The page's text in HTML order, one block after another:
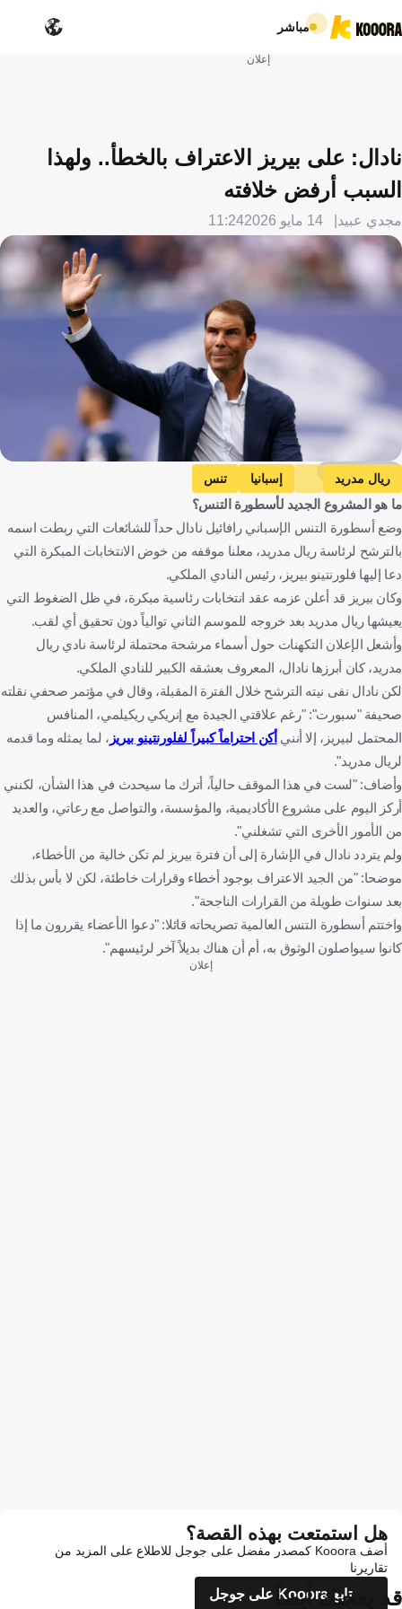
مباشر
إعلان
نادال: على بيريز الاعتراف بالخطأ.. ولهذا
السبب أرفض خلافته
مجدي عبيد 14 مايو 2026 11:24
Getty Images
ريال مدريد إسبانيا تنس
ما هو المشروع الجديد لأسطورة التنس؟
وضع أسطورة التنس الإسباني رافائيل نادال حداً للشائعات التي ربطت اسمه
بالترشح لرئاسة ريال مدريد، معلنا موقفه من خوض الانتخابات المبكرة التي
دعا إليها فلورنتينو بيريز، رئيس النادي الملكي.
وكان بيريز قد أعلن عزمه عقد انتخابات رئاسية مبكرة، في ظل الضغوط التي
يعيشها ريال مدريد بعد خروجه للموسم الثاني توالياً دون تحقيق أي لقب.
وأشعل الإعلان التكهنات حول أسماء مرشحة محتملة لرئاسة نادي ريال
مدريد، كان أبرزها نادال، المعروف بعشقه الكبير للنادي الملكي.
لكن نادال نفى نيته الترشح خلال الفترة المقبلة، وقال في مؤتمر صحفي نقلته
صحيفة "سبورت": "رغم علاقتي الجيدة مع إنريكي ريكيلمي، المنافس
المحتمل لبيريز، إلا أنني أكن احتراماً كبيراً لفلورنتينو بيريز ، لما يمثله وما قدمه
لريال مدريد".
وأضاف: "لست في هذا الموقف حالياً، أترك ما سيحدث في هذا الشأن، لكنني
أركز اليوم على مشروع الأكاديمية، والمؤسسة، والتواصل مع رعاتي، والعديد
من الأمور الأخرى التي تشغلني".
ولم يتردد نادال في الإشارة إلى أن فترة بيريز لم تكن خالية من الأخطاء،
موضحا: "من الجيد الاعتراف بوجود أخطاء وقرارات خاطئة، لكن لا بأس بذلك
بعد سنوات طويلة من القرارات الناجحة".
واختتم أسطورة التنس العالمية تصريحاته قائلا: "دعوا الأعضاء يقررون ما إذا
كانوا سيواصلون الوثوق به، أم أن هناك بديلاً آخر لرئيسهم".
إعلان
هل استمتعت بهذه القصة؟
أضف Kooora كمصدر مفضل على جوجل للاطلاع على المزيد من
تقاريرنا
تابع Kooora على جوجل
قد يعجبك أيضاً